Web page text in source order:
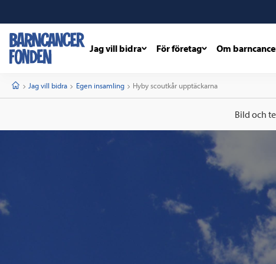
Jag vill bidra För företag Om
StartJag vill bidra Egen insamling Current:
Hyby scoutkår upptäckarna
Bild och